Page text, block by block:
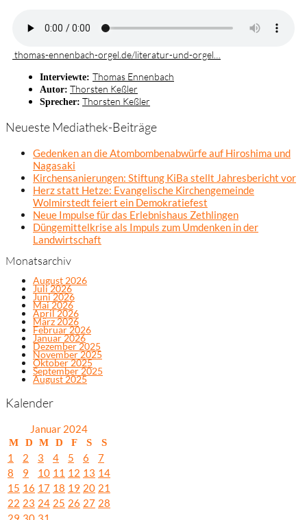
thomas-ennenbach-orgel.de/literatur-und-orgel…
Interviewte: Thomas Ennenbach
Autor: Thorsten Keßler
Sprecher: Thorsten Keßler
Neueste Mediathek-Beiträge
Gedenken an die Atombombenabwürfe auf Hiroshima und
Nagasaki
Kirchensanierungen: Stiftung KiBa stellt Jahresbericht vor
Herz statt Hetze: Evangelische Kirchengemeinde
Wolmirstedt feiert ein Demokratiefest
Neue Impulse für das Erlebnishaus Zethlingen
Düngemittelkrise als Impuls zum Umdenken in der
Landwirtschaft
Monatsarchiv
August 2026
Juli 2026
Juni 2026
Mai 2026
April 2026
März 2026
Februar 2026
Januar 2026
Dezember 2025
November 2025
Oktober 2025
September 2025
August 2025
Kalender
Januar 2024
M D M D F S S
1 2 3 4 5 6
7
8
9 10 11 12 13 14
15 16 17 18 19 20 21
22 23 24 25 26 27 28